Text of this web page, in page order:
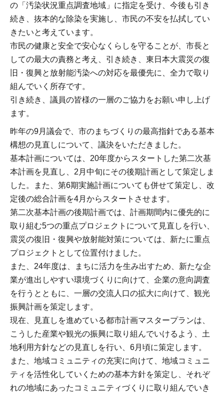
の「汚染状況重点調査地域」に指定を受け、今後も引き
続き、抜本的な除染を実施し、市民の不安を払拭してい
きたいと考えています。
市民の健康と安全で安心なくらしを守ることが、市長と
しての最大の責務と考え、引き続き、東日本大震災の復
旧・復興と放射能汚染への対応を最優先に、全力で取り
組んでいく所存です。
引き続き、議員の皆様の一層のご協力をお願い申し上げ
ます。
昨年の9月議会で、市のまちづくりの最高指針である基本
構想の見直しについて、議決をいただきました。
基本計画については、20年度からスタートした第二次基
本計画を見直し、2月中旬にその後期計画として策定しま
した。また、第6期実施計画についても併せて策定し、改
定後の総合計画を4月からスタートさせます。
第二次基本計画の後期計画では、計画期間内に優先的に
取り組む5つの重点プロジェクトについて見直しを行い、
震災の復旧・復興や放射能対策については、新たに重点
プロジェクトとして位置付けました。
また、24年度は、まちに活力を生み出すため、新たな企
業が進出しやすい環境づくりに向けて、企業の意向調査
を行うとともに、一層の交流人口の拡大に向けて、観光
振興計画を策定します。
現在、見直しを進めている都市計画マスタープランは、
こうした産業や観光の振興に取り組んでいけるよう、土
地利用方針などの見直しを行い、6月頃に策定します。
また、地域コミュニティの充実に向けて、地域コミュニ
ティを活性化していくための基本方針を策定し、それぞ
れの地域にあったコミュニティづくりに取り組んでいき